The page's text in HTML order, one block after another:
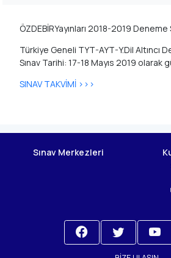
ÖZDEBİRYayınları 2018-2019 Deneme
Türkiye Geneli TYT-AYT-Y.Dil Altıncı
Sınav Tarihi: 17-18 Mayıs 2019 olarak
SINAV TAKVİMİ >>>
Sınav Merkezleri